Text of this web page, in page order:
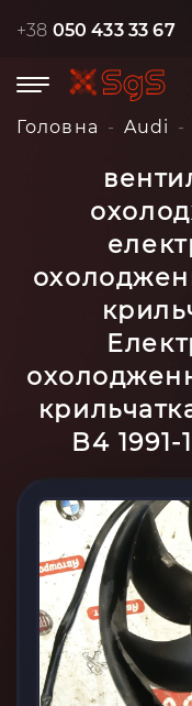
+38 050 433 33 67
Головна Audi
B4